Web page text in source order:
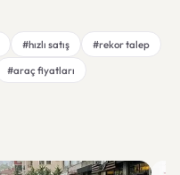
#hızlı satış
#rekor talep
#araç fiyatları